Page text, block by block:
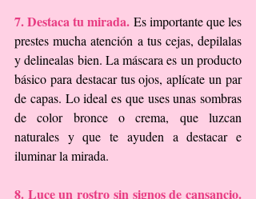
7. Destaca tu mirada. Es importante que les
prestes mucha atención a tus cejas, depilalas
y delinealas bien. La máscara es un producto
básico para destacar tus ojos, aplícate un par
de capas. Lo ideal es que uses unas sombras
de color bronce o crema, que luzcan
naturales y que te ayuden a destacar e
iluminar la mirada.